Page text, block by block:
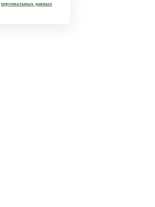
персональных данных